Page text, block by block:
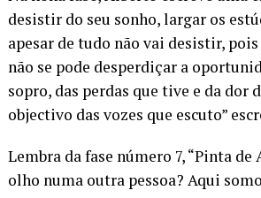
desistir do seu sonho, largar os
apesar de tudo não vai desistir,
não se pode desperdiçar a
sopro, das perdas que tive e da dor
objectivo das vozes que escuto”
Lembra da fase número 7, “Pinta
olho numa outra pessoa? Aqui